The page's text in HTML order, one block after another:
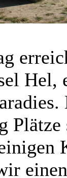
Hel,
Plätze